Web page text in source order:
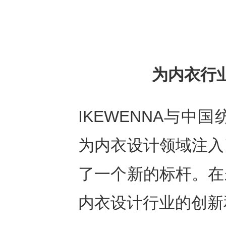
为内衣行
IKEWENNA与中国
为内衣设计领域注
了一个新的标杆。
内衣设计行业的创